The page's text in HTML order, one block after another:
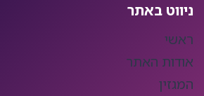
ניווט באתר
ראשי
אודות האתר
המגזין